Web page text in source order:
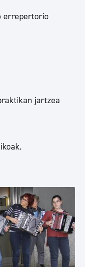
errepertorio
jartzea